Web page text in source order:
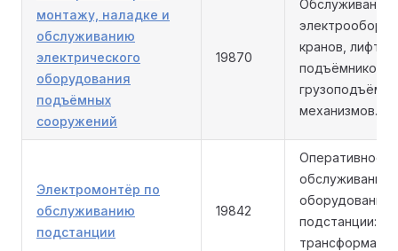
монтажу, наладке и
обслуживанию
электрического
оборудования
подъёмных
сооружений
19870
Обслуживание
кранов, лифтов,
подъёмников и
механизмов.
Электромонтёр по
обслуживанию
подстанции
19842
Оперативное
обслуживание
оборудования
подстанции: